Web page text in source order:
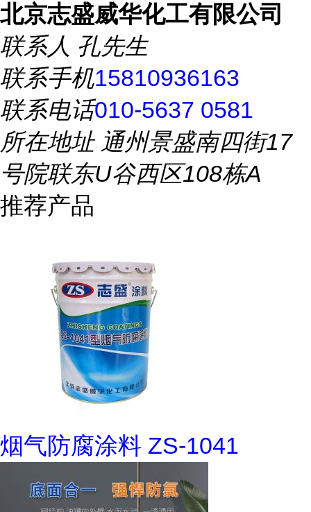
北京志盛威华化工有限公司
联系人 孔先生
联系手机15810936163
联系电话010-5637 0581
所在地址通州景盛南四街17
号院联东U谷西区108栋A
推荐产品
烟气防腐涂料 ZS-1041